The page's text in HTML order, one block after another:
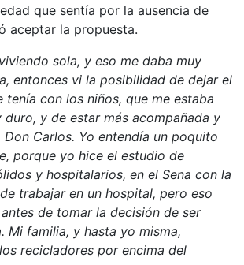
que sentía por la ausencia de
aceptar la propuesta.
sola, y eso me daba muy
entonces vi la posibilidad de dejar el
tenía con los niños, que me estaba
duro, y de estar más acompañada y
Don Carlos. Yo entendía un poquito
porque yo hice el estudio de
y hospitalarios, en el Sena con la
trabajar en un hospital, pero eso
de tomar la decisión de ser
Mi familia, y hasta yo misma,
recicladores por encima del